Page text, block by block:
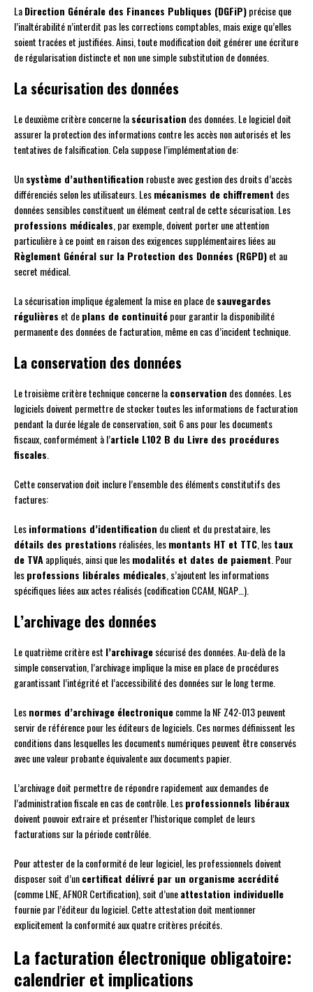
LaDirection Générale des Finances Publiques (DGFiP)précise que
l’inaltérabilité n’interdit pas les corrections comptables, mais exige qu’elles
soient tracées et justifiées. Ainsi, toute modification doit générer une écriture
de régularisation distincte et non une simple substitution de données.
La sécurisation des données
Le deuxième critère concerne lasécurisation des données. Le logiciel doit
assurer la protection des informations contre les accès non autorisés et les
tentatives de falsification. Cela suppose l’implémentation de:
Unsystème d’authentification robuste avec gestion des droits d’accès
différenciés selon les utilisateurs. Lesmécanismes de chiffrement des
données sensibles constituent un élément central de cette sécurisation. Les
professions médicales , par exemple, doivent porter une attention
particulière à ce point en raison des exigences supplémentaires liées au
Règlement Général sur la Protection des Données (RGPD)et au
secret médical.
La sécurisation implique également la mise en place desauvegardes
régulières et deplans de continuitépour garantir la disponibilité
permanente des données de facturation, même en cas d’incident technique.
La conservation des données
Le troisième critère technique concerne laconservation des données. Les
logiciels doivent permettre de stocker toutes les informations de facturation
pendant la durée légale de conservation, soit 6 ans pour les documents
fiscaux, conformément à l’article L102 B du Livre des procédures
fiscales
Cette conservation doit inclure l’ensemble des éléments constitutifs des
factures:
Lesinformations d’identification du client et du prestataire, les
détails des prestations réalisées, lesmontants HT et TTC , lestaux
de TVAappliqués, ainsi que lesmodalités et dates de paiement . Pour
lesprofessions libérales médicales , s’ajoutent les informations
spécifiques liées aux actes réalisés (codification CCAM, NGAP…).
L’archivage des données
Le quatrième critère est l’archivagesécurisé des données. Au-delà de la
simple conservation, l’archivage implique la mise en place de procédures
garantissant l’intégrité et l’accessibilité des données sur le long terme.
Lesnormes d’archivage électroniquecomme la NF Z42-013 peuvent
servir de référence pour les éditeurs de logiciels. Ces normes définissent les
conditions dans lesquelles les documents numériques peuvent être conservés
avec une valeur probante équivalente aux documents papier.
L’archivage doit permettre de répondre rapidement aux demandes de
l’administration fiscale en cas de contrôle. Lesprofessionnels libéraux
doivent pouvoir extraire et présenter l’historique complet de leurs
facturations sur la période contrôlée.
Pour attester de la conformité de leur logiciel, les professionnels doivent
disposer soit d’uncertificat délivré par un organisme accrédité
(comme LNE, AFNOR Certification), soit d’uneattestation individuelle
fournie par l’éditeur du logiciel. Cette attestation doit mentionner
explicitement la conformité aux quatre critères précités.
La facturation électronique obligatoire:
calendrier et implications